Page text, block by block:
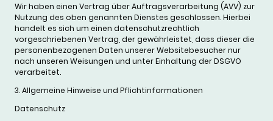
Wir haben einen Vertrag über Auftragsverarbeitung (AVV) zur
Nutzung des oben genannten Dienstes geschlossen. Hierbei
handelt es sich um einen datenschutzrechtlich
vorgeschriebenen Vertrag, der gewährleistet, dass dieser die
personenbezogenen Daten unserer Websitebesucher nur
nach unseren Weisungen und unter Einhaltung der DSGVO
verarbeitet.
3. Allgemeine Hinweise und Pflichtinformationen
Datenschutz